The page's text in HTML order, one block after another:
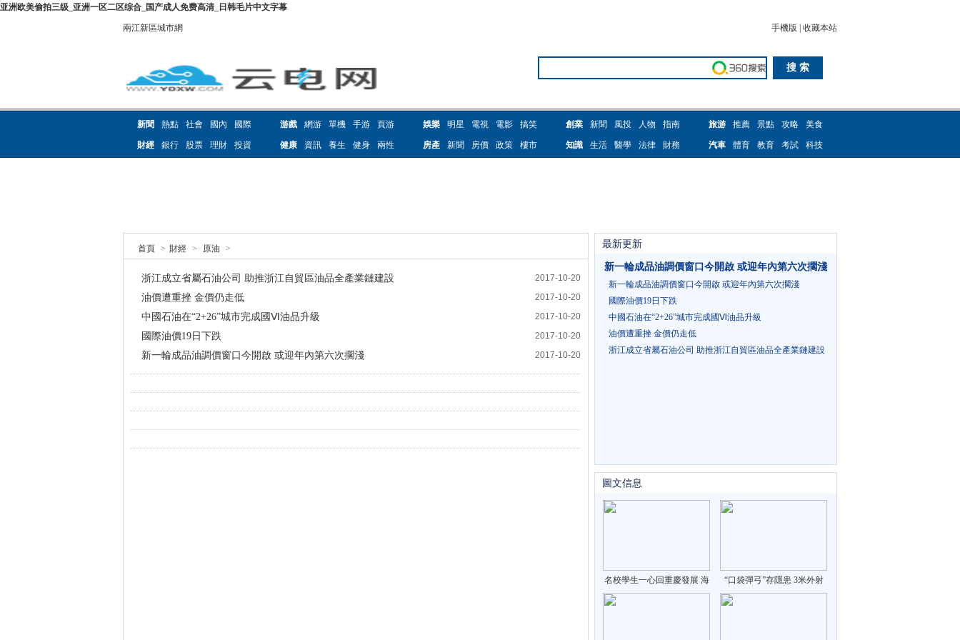
亚洲欧美偷拍三级_亚洲一区二区综合_国产成人免费高清_日韩毛片中文字幕
兩江新區城市網 手機版 收藏本站
新聞 熱點 社會 國內 國際
財經 銀行 股票 理財 投資
游戲 網游 單機 手游 頁游
健康 資訊 養生 健身 兩性
娛樂 明星 電視 電影 搞笑
房產 新聞 房價 政策 樓市
創業 新聞 風投 人物 指南
知識 生活 醫學 法律 財務
旅游 推薦 景點 攻略 美食
汽車 體育 教育 考試 科技
首頁 > 財經 > 原油 >
浙江成立省屬石油公司 助推浙江自貿區油品全產業鏈建設 2017-10-20
油價遭重挫 金價仍走低 2017-10-20
中國石油在“2+26”城市完成國Ⅵ油品升級 2017-10-20
國際油價19日下跌 2017-10-20
新一輪成品油調價窗口今開啟 或迎年內第六次擱淺 2017-10-20
最新更新
新一輪成品油調價窗口今開啟 或迎年內第六次擱淺
新一輪成品油調價窗口今開啟 或迎年內第六次擱淺
國際油價19日下跌
中國石油在“2+26”城市完成國Ⅵ油品升級
油價遭重挫 金價仍走低
浙江成立省屬石油公司 助推浙江自貿區油品全產業鏈建設
圖文信息
名校學生一心回重慶發展 海
歸打飛的來找工作
“口袋彈弓”存隱患 3米外射
穿易拉罐